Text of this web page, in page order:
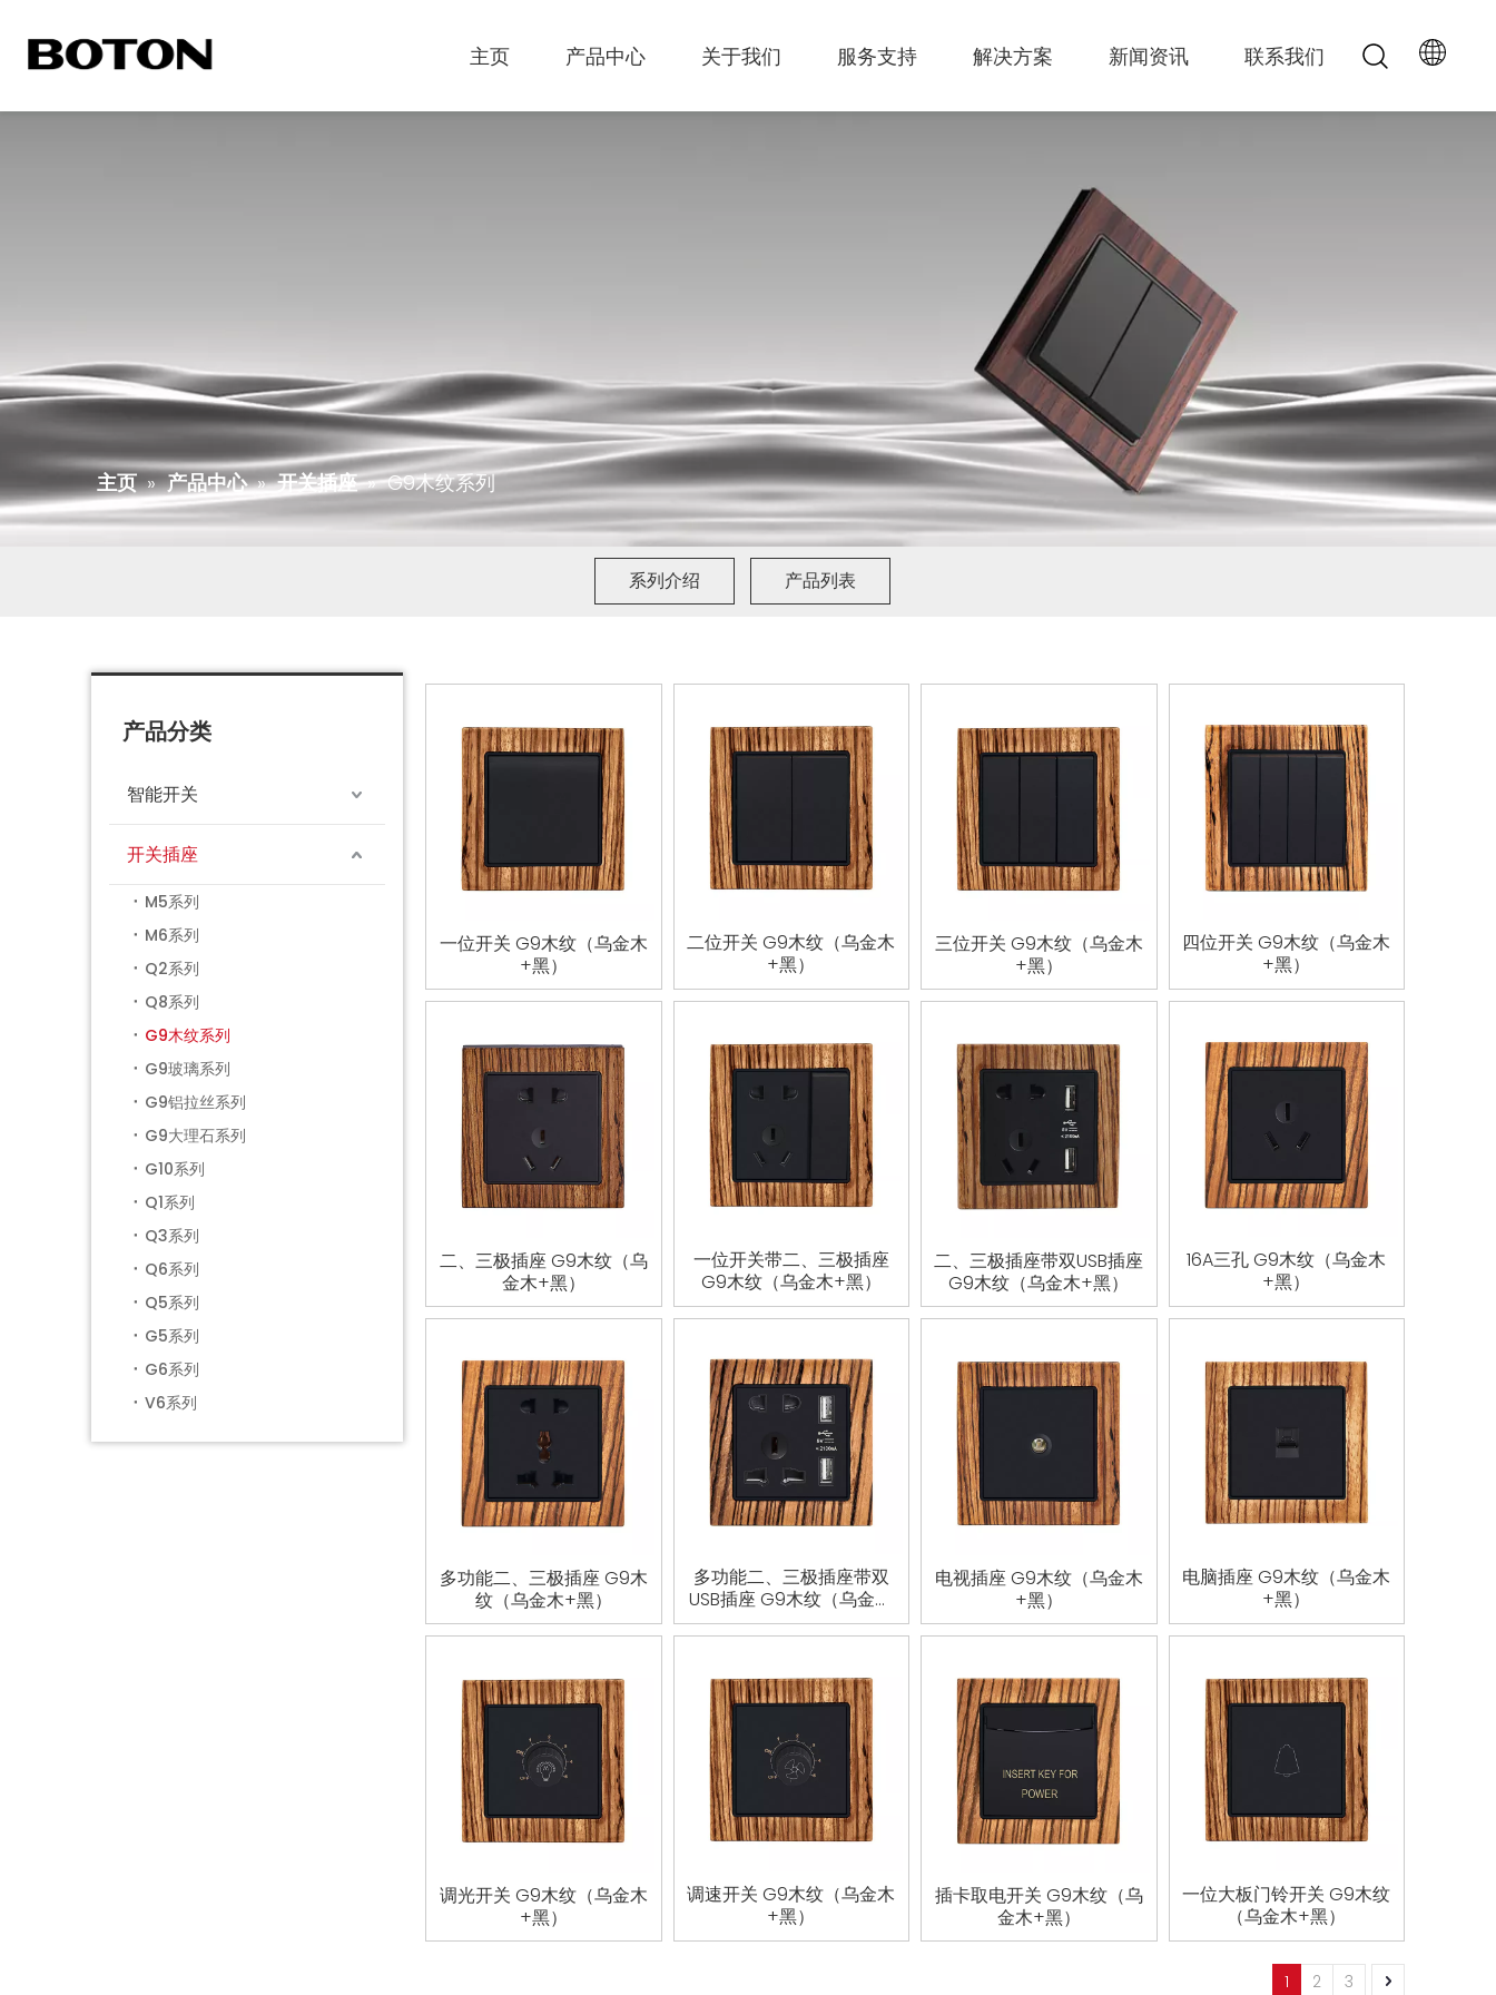
主页 产品中心 关于我们 服务支持 解决方案 新闻资讯 联系我们
主页 » 产品中心 » 开关插座 » G9木纹系列
系列介绍 产品列表
产品分类
智能开关
开关插座
M5系列
M6系列
Q2系列
Q8系列
G9木纹系列
G9玻璃系列
G9铝拉丝系列
G9大理石系列
G10系列
Q1系列
Q3系列
Q6系列
Q5系列
G5系列
G6系列
V6系列
一位开关 G9木纹（乌金木
+黑）
二位开关 G9木纹（乌金木
+黑）
三位开关 G9木纹（乌金木
+黑）
四位开关 G9木纹（乌金木
+黑）
二、三极插座 G9木纹（乌
金木+黑）
一位开关带二、三极插座
G9木纹（乌金木+黑）
二、三极插座带双USB插座
G9木纹（乌金木+黑）
16A三孔 G9木纹（乌金木
+黑）
多功能二、三极插座 G9木
纹（乌金木+黑）
多功能二、三极插座带双
USB插座 G9木纹（乌金木
+黑）
电视插座 G9木纹（乌金木
+黑）
电脑插座 G9木纹（乌金木
+黑）
调光开关 G9木纹（乌金木
+黑）
调速开关 G9木纹（乌金木
+黑）
插卡取电开关 G9木纹（乌
金木+黑）
一位大板门铃开关 G9木纹
（乌金木+黑）
1 2 3